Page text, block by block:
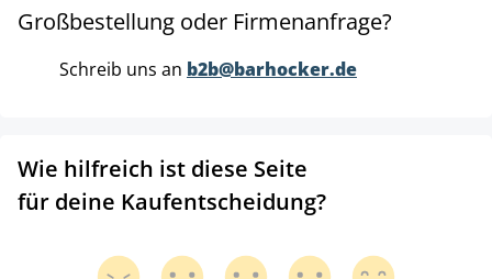
Großbestellung oder Firmenanfrage?
Schreib uns an b2b@barhocker.de
Wie hilfreich ist diese Seite
für deine Kaufentscheidung?